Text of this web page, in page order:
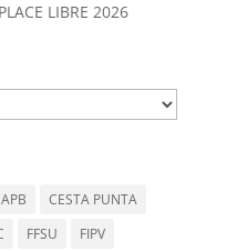
LIBRE 2026
CESTA PUNTA
FFSU FIPV